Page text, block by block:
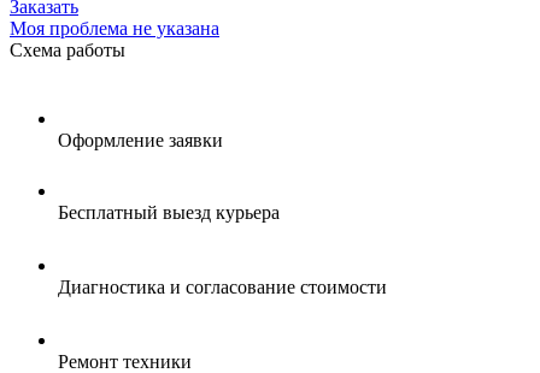
Заказать
Моя проблема не указана
Схема работы
Оформление заявки
Бесплатный выезд курьера
Диагностика и согласование стоимости
Ремонт техники